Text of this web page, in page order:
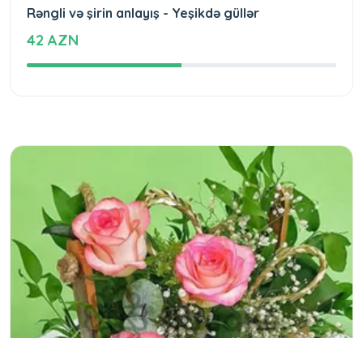
Rəngli və şirin anlayış - Yeşikdə güllər
42 AZN